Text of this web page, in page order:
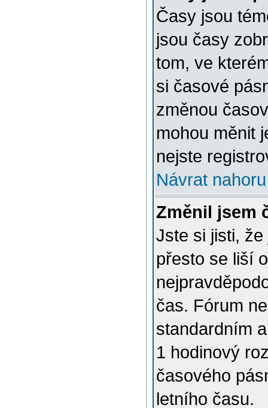
Časy jsou
jsou časy
tom, ve
si časové
změnou
mohou měnit
nejste
Návrat nahoru
Změnil jsem
Jste si jisti,
přesto se liší
čas. Fórum
standardním
1 hodinový
časového
letního času.